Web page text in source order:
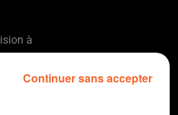
à
après
Continuer sans accepter